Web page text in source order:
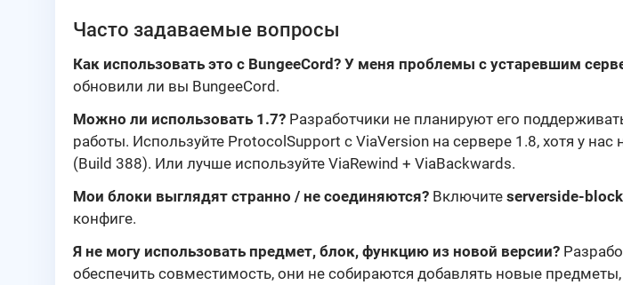
Часто задаваемые вопросы
Как использовать это с BungeeCord? У меня проблемы с устаревшим
обновили ли вы BungeeCord.
Можно ли использовать 1.7? Разработчики не планируют его
работы. Используйте ProtocolSupport с ViaVersion на сервере 1.8, хотя у нас
(Build 388). Или лучше используйте ViaRewind + ViaBackwards.
Мои блоки выглядят странно / не соединяются? Включите serverside-
конфиге.
Я не могу использовать предмет, блок, функцию из новой версии?
обеспечить совместимость, они не собираются добавлять новые